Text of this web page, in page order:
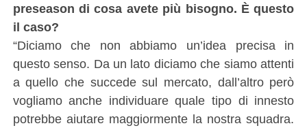
preseason di cosa avete più bisogno. È questo
il caso?
“Diciamo che non abbiamo un’idea precisa in
questo senso. Da un lato diciamo che siamo attenti
a quello che succede sul mercato, dall’altro però
vogliamo anche individuare quale tipo di innesto
potrebbe aiutare maggiormente la nostra squadra.